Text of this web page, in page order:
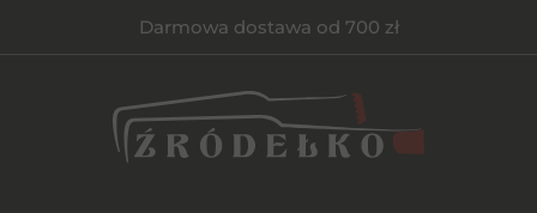
Darmowa dostawa od 700 zł